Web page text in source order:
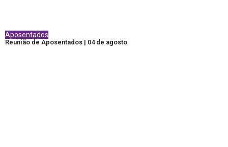
Aposentados
Reunião de Aposentados | 04 de agosto